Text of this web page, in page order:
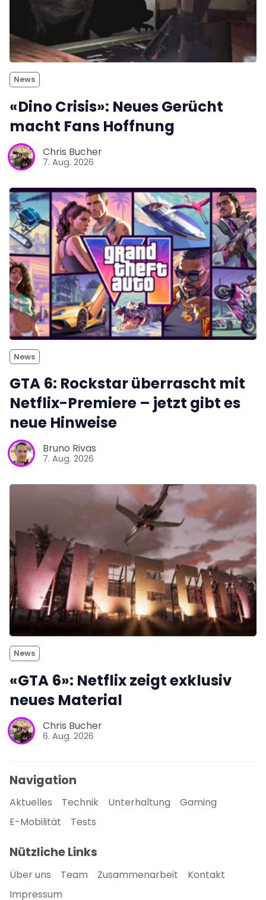
News
«Dino Crisis»: Neues Gerücht
macht Fans Hoffnung
Chris Bucher
7. Aug. 2026
News
GTA 6: Rockstar überrascht mit
Netflix-Premiere – jetzt gibt es
neue Hinweise
Bruno Rivas
7. Aug. 2026
News
«GTA 6»: Netflix zeigt exklusiv
neues Material
Chris Bucher
6. Aug. 2026
Navigation
Aktuelles Technik Unterhaltung
Gaming
E-Mobilität
Tests
Nützliche Links
Über uns Team Zusammenarbeit
Kontakt
Impressum